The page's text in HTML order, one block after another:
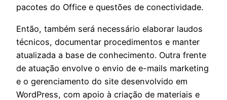
pacotes do Office e questões de conectividade.
Então, também será necessário elaborar laudos
técnicos, documentar procedimentos e manter
atualizada a base de conhecimento. Outra frente
de atuação envolve o envio de e-mails marketing
e o gerenciamento do site desenvolvido em
WordPress, com apoio à criação de materiais e